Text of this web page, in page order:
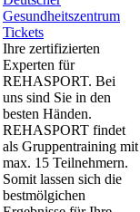
Tickets
Ihre zertifizierten
Experten für
REHASPORT. Bei
uns sind Sie in den
besten Händen.
REHASPORT findet
als Gruppentraining mit
max. 15 Teilnehmern.
Somit lassen sich die
bestmölgichen